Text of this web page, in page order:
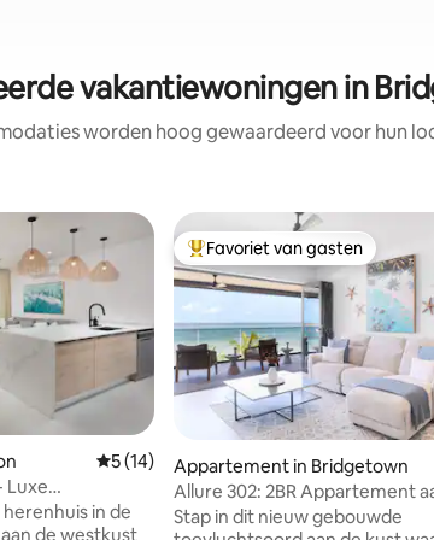
vakantiewoningen in
worden hoog gewaardeerd voor hun
5, 11 recensies
Gemiddelde beoordeling van 5 op 5, 14
5 (14)
Luxe
in de
de westkust
Topfavoriet van gasten
Favoriet van gasten
Appartement in Bridgetown
Allure 302: 2BR Appartement
strand
Stap in dit nieuw gebouwde